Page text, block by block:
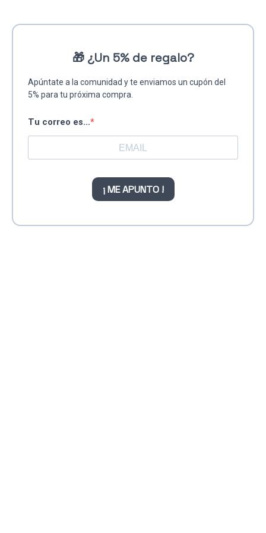
🎁 ¿Un 5% de regalo?
Apúntate a la comunidad y te enviamos un cupón del
5% para tu próxima compra.
Tu correo es...
¡ ME APUNTO !